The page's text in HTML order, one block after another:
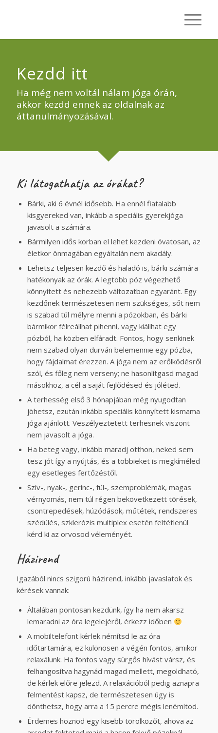
Kezdd itt
Ha még nem voltál nálam jóga órán,
akkor kezdd ennek az oldalnak az
áttanulmányozásával.
Ki látogathatja az órákat?
Bárki, aki 6 évnél idősebb. Ha ennél fiatalabb
kisgyereked van, inkább a speciális gyerekjóga
javasolt a számára.
Bármilyen idős korban el lehet kezdeni óvatosan, az
életkor önmagában egyáltalán nem akadály.
Lehetsz teljesen kezdő és haladó is, bárki számára
hatékonyak az órák. A legtöbb póz végezhető
könnyített és nehezebb változatban egyaránt. Egy
kezdőnek természetesen nem szükséges, sőt nem
is szabad túl mélyre menni a pózokban, és bárki
bármikor félreállhat pihenni, vagy kiállhat egy
pózból, ha közben elfáradt. Fontos, hogy senkinek
nem szabad olyan durván belemennie egy pózba,
hogy fájdalmat érezzen. A jóga nem az erőlködésről
szól, és főleg nem verseny; ne hasonlítgasd magad
másokhoz, a cél a saját fejlődésed és jóléted.
A terhesség első 3 hónapjában még nyugodtan
jöhetsz, ezután inkább speciális könnyített kismama
jóga ajánlott. Veszélyeztetett terhesnek viszont
nem javasolt a jóga.
Ha beteg vagy, inkább maradj otthon, neked sem
tesz jót így a nyújtás, és a többieket is megkíméled
egy esetleges fertőzéstől.
Szív-, nyak-, gerinc-, fül-, szemproblémák, magas
vérnyomás, nem túl régen bekövetkezett törések,
csontrepedések, húzódások, műtétek, rendszeres
szédülés, szklerózis multiplex esetén feltétlenül
kérd ki az orvosod véleményét.
Házirend
Igazából nincs szigorú házirend, inkább javaslatok és
kérések vannak:
Általában pontosan kezdünk, így ha nem akarsz
lemaradni az óra legelejéről, érkezz időben
A mobiltelefont kérlek némítsd le az óra
időtartamára, ez különösen a végén fontos, amikor
relaxálunk. Ha fontos vagy sürgős hívást vársz, és
felhangosítva hagynád magad mellett, megoldható,
de kérlek előre jelezd. A relaxációból pedig aznapra
felmentést kapsz, de természetesen úgy is
dönthetsz, hogy arra a 15 percre mégis lenémítod.
Érdemes hoznod egy kisebb törölközőt, ahova az